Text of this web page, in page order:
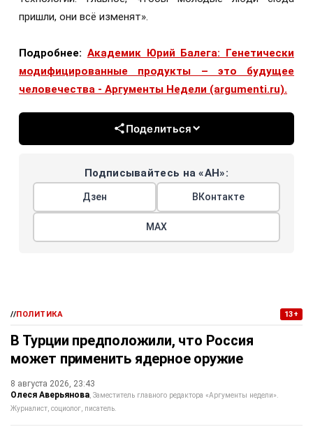
пришли, они всё изменят».
Подробнее: Академик Юрий Балега: Генетически
модифицированные продукты – это будущее
человечества - Аргументы Недели (argumenti.ru).
Поделиться
Подписывайтесь на «АН»:
Дзен ВКонтакте
МАХ
//ПОЛИТИКА 13+
В Турции предположили, что Россия
может применить ядерное оружие
8 августа 2026, 23:43
Олеся Аверьянова Заместитель главного редактора «Аргументы недели».
Журналист, социолог, писатель.